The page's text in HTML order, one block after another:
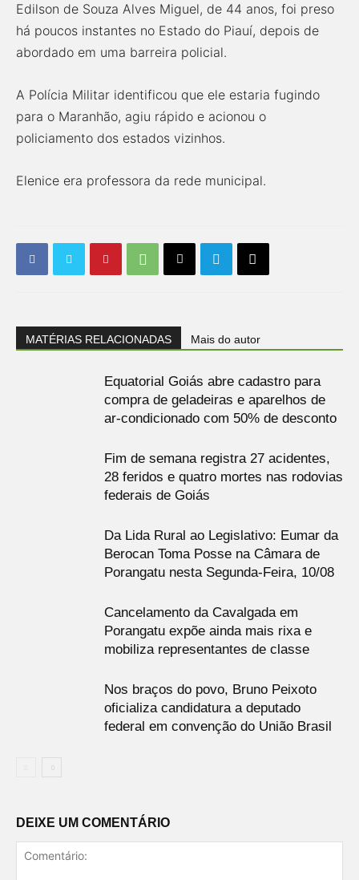
Edilson de Souza Alves Miguel, de 44 anos, foi preso
há poucos instantes no Estado do Piauí, depois de
abordado em uma barreira policial.
A Polícia Militar identificou que ele estaria fugindo
para o Maranhão, agiu rápido e acionou o
policiamento dos estados vizinhos.
Elenice era professora da rede municipal.
MATÉRIAS RELACIONADAS Mais do autor
Equatorial Goiás abre cadastro para
compra de geladeiras e aparelhos de
ar-condicionado com 50% de desconto
Fim de semana registra 27 acidentes,
28 feridos e quatro mortes nas rodovias
federais de Goiás
Da Lida Rural ao Legislativo: Eumar da
Berocan Toma Posse na Câmara de
Porangatu nesta Segunda-Feira, 10/08
Cancelamento da Cavalgada em
Porangatu expõe ainda mais rixa e
mobiliza representantes de classe
Nos braços do povo, Bruno Peixoto
oficializa candidatura a deputado
federal em convenção do União Brasil
DEIXE UM COMENTÁRIO